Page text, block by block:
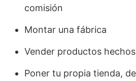
comisión
Montar una fábrica
Vender productos
Poner tu propia tienda,